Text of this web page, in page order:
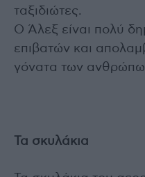
ταξιδιώτες.
Ο Άλεξ είναι πολύ
επιβατών και
γόνατα των
Τα σκυλάκια